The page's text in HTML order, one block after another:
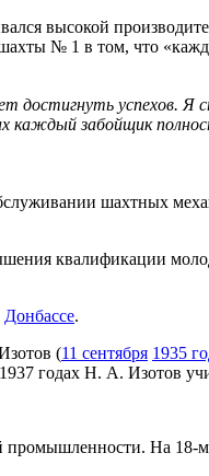
высокой
№ 1 в том, что
успехов. Я
каждый забойщик
шахтных
квалификации
Донбассе.
(11 сентября 1935
годах Н. А. Изотов
промышленности. На